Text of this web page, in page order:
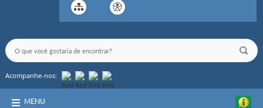
Acompanhe-nos:
MENU